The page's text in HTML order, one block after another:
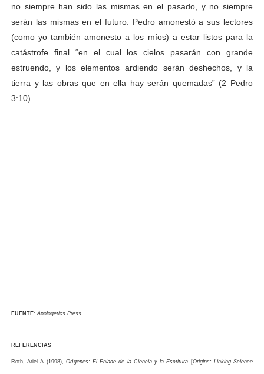
no siempre han sido las mismas en el pasado, y no siempre
serán las mismas en el futuro. Pedro amonestó a sus lectores
(como yo también amonesto a los míos) a estar listos para la
catástrofe final “en el cual los cielos pasarán con grande
estruendo, y los elementos ardiendo serán deshechos, y la
tierra y las obras que en ella hay serán quemadas” (2 Pedro
3:10).
FUENTE: Apologetics Press
REFERENCIAS
Roth, Ariel A (1998), Orígenes: El Enlace de la Ciencia y la Escritura [Origins: Linking Science